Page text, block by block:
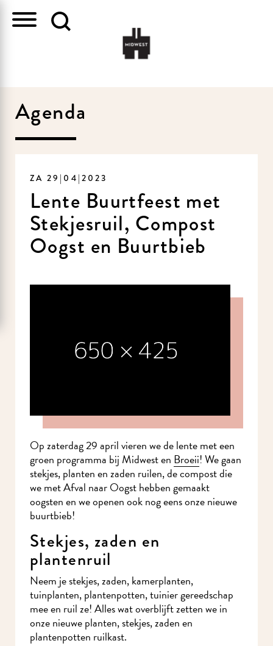
Agenda
ZA 29|04|2023
Lente Buurtfeest met
Stekjesruil, Compost
Oogst en Buurtbieb
Op zaterdag 29 april vieren we de lente met een
groen programma bij Midwest en Broeii! We gaan
stekjes, planten en zaden ruilen, de compost die
we met Afval naar Oogst hebben gemaakt
oogsten en we openen ook nog eens onze nieuwe
buurtbieb!
Stekjes, zaden en
plantenruil
Neem je stekjes, zaden, kamerplanten,
tuinplanten, plantenpotten, tuinier gereedschap
mee en ruil ze! Alles wat overblijft zetten we in
onze nieuwe planten, stekjes, zaden en
plantenpotten ruilkast.